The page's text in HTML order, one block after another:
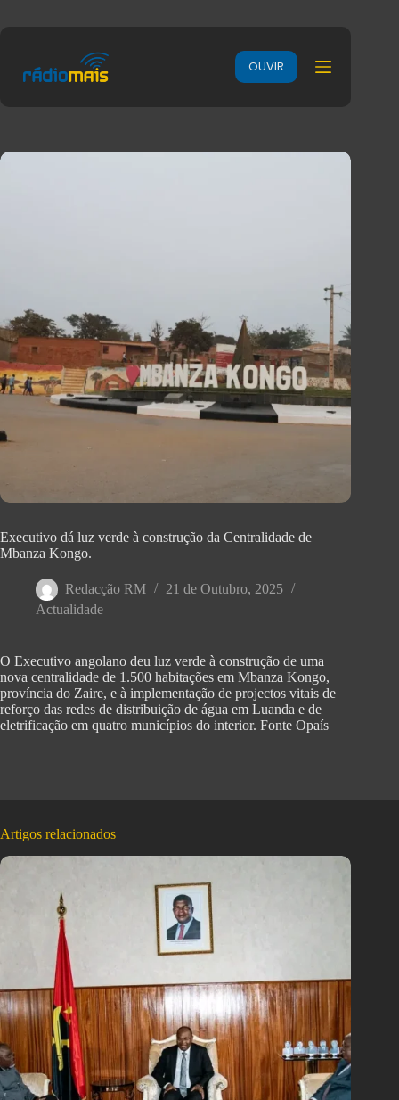
OUVIR
Executivo dá luz verde à construção da Centralidade de
Mbanza Kongo.
Redacção RM
21 de Outubro, 2025
Actualidade
O Executivo angolano deu luz verde à construção de uma
nova centralidade de 1.500 habitações em Mbanza Kongo,
província do Zaire, e à implementação de projectos vitais de
reforço das redes de distribuição de água em Luanda e de
eletrificação em quatro municípios do interior. Fonte Opaís
Artigos relacionados